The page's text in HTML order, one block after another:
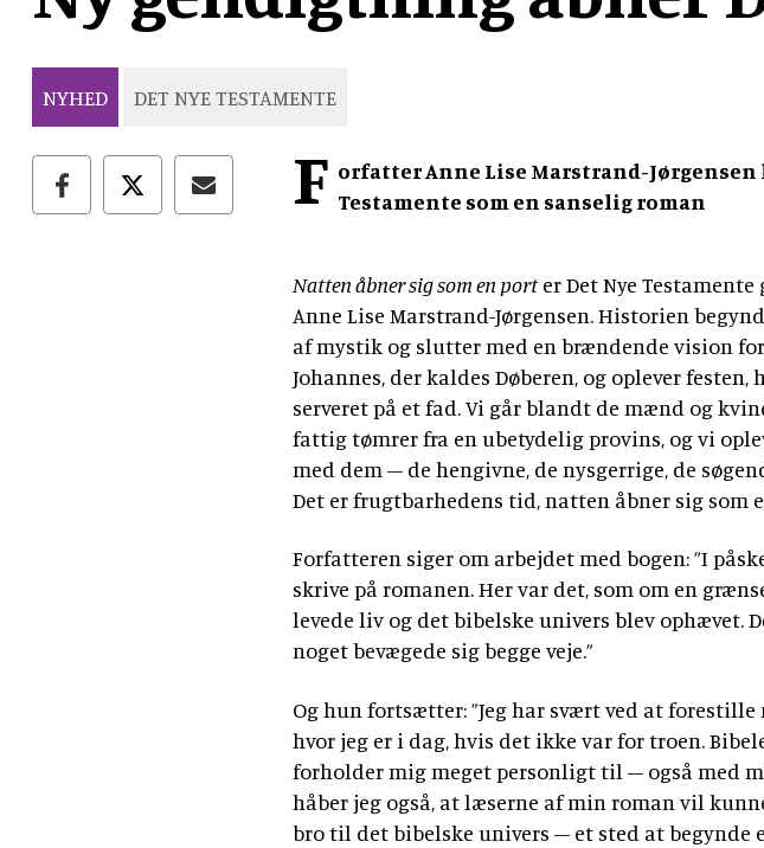
NYHED DET NYE TESTAMENTE
F orfatter Anne Lise Marstrand-Jørgensen
Testamente som en sanselig roman
Natten åbner sig som en porter Det Nye
Anne Lise Marstrand-Jørgensen. Historien
af mystik og slutter med en brændende vision
Johannes, der kaldes Døberen, og oplever festen,
serveret på et fad. Vi går blandt de mænd og
fattig tømrer fra en ubetydelig provins, og vi
med dem – de hen­givne, de nysgerrige, de
Det er frugtbarhedens tid, natten åbner sig som
Forfatteren siger om arbejdet med bogen: ”I
skrive på romanen. Her var det, som om en
levede liv og det bibelske univers blev ophævet.
noget bevægede sig begge veje.”
Og hun fortsætter: ”Jeg har svært ved at
hvor jeg er i dag, hvis det ikke var for troen.
forholder mig meget personligt til – også med
håber jeg også, at læserne af min roman vil
bro til det bibelske univers – et sted at begynde